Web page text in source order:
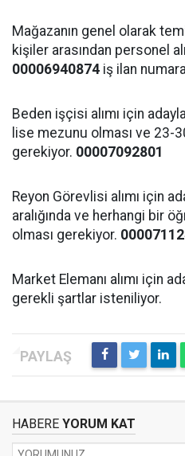
Mağazanın genel olarak
kişiler arasından personel
00006940874 iş ilan
Beden işçisi alımı için
lise mezunu olması ve 23-
gerekiyor. 00007092801
Reyon Görevlisi alımı için
aralığında ve herhangi bir
olması gerekiyor.
Market Elemanı alımı için
gerekli şartlar isteniliyor.
HABERE YORUM KAT